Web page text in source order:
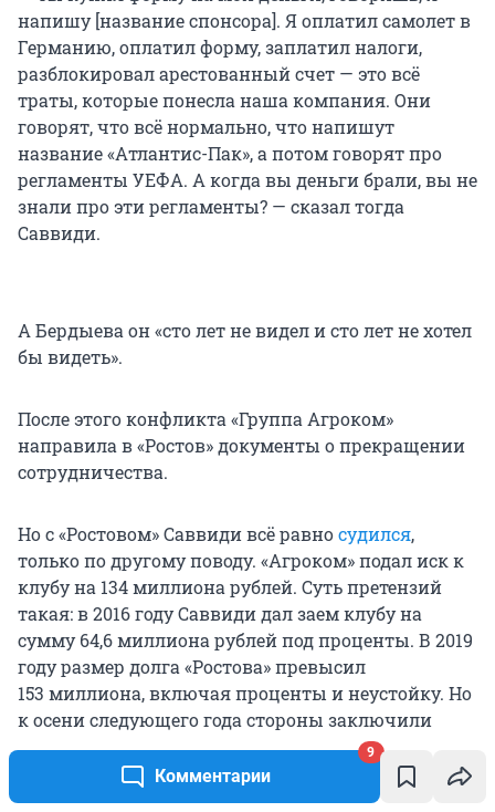
Комментарии
9
напишу [название спонсора]. Я оплатил самолет в
Германию, оплатил форму, заплатил налоги,
разблокировал арестованный счет — это всё
траты, которые понесла наша компания. Они
говорят, что всё нормально, что напишут
название «Атлантис-Пак», а потом говорят про
регламенты УЕФА. А когда вы деньги брали, вы не
знали про эти регламенты? — сказал тогда
Саввиди.
А Бердыева он «сто лет не видел и сто лет не хотел
бы видеть».
После этого конфликта «Группа Агроком»
направила в «Ростов» документы о прекращении
сотрудничества.
Но с «Ростовом» Саввиди всё равносудился,
только по другому поводу. «Агроком» подал иск к
клубу на 134 миллионарублей. Суть претензий
такая: в 2016 году Саввиди дал заем клубу на
сумму64,6 миллионарублей под проценты. В 2019
году размер долга «Ростова» превысил
153 миллиона, включая проценты и неустойку. Но
к осени следующего года стороны заключили
мировое соглашение: «Ростов» должен был
только основной долг почти в
65 миллионов, а еще — давать рекламу компании